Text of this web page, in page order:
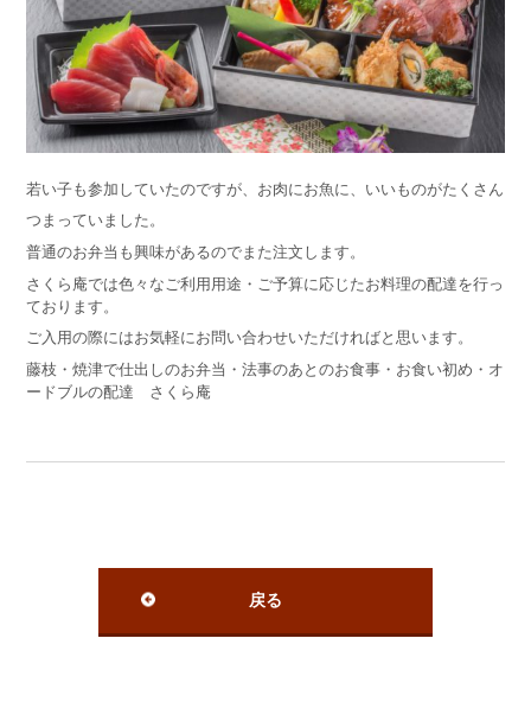
若い子も参加していたのですが、お肉にお魚に、いいものがたくさん
つまっていました。
普通のお弁当も興味があるのでまた注文します。
さくら庵では色々なご利用用途・ご予算に応じたお料理の配達を行っ
ております。
ご入用の際にはお気軽にお問い合わせいただければと思います。
藤枝・焼津で仕出しのお弁当・法事のあとのお食事・お食い初め・オ
ードブルの配達 さくら庵
戻る